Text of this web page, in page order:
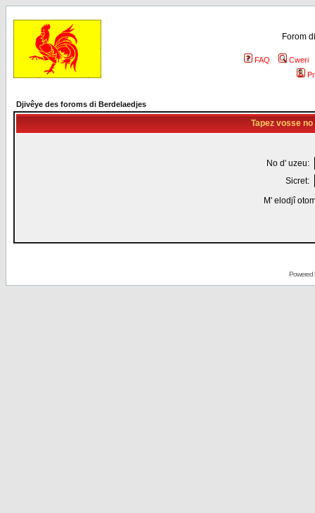
Forom
FAQ
Cweri
Djivêye des foroms di Berdelaedjes
Tapez vosse
No d' uzeu:
Sicret:
M' elodjî
Powered